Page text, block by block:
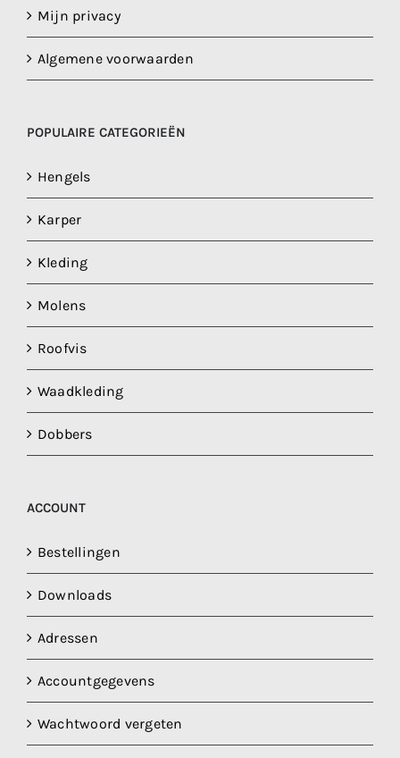
Mijn privacy
Algemene voorwaarden
POPULAIRE CATEGORIEËN
Hengels
Karper
Kleding
Molens
Roofvis
Waadkleding
Dobbers
ACCOUNT
Bestellingen
Downloads
Adressen
Accountgegevens
Wachtwoord vergeten